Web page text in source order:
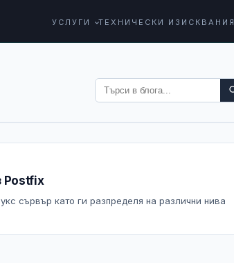
УСЛУГИ ТЕХНИЧЕСКИ ИЗИСКВАНИЯ
Postfix
сървър като ги разпределя на различни нива